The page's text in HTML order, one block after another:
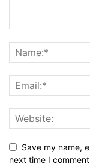
Save my name,
next time I